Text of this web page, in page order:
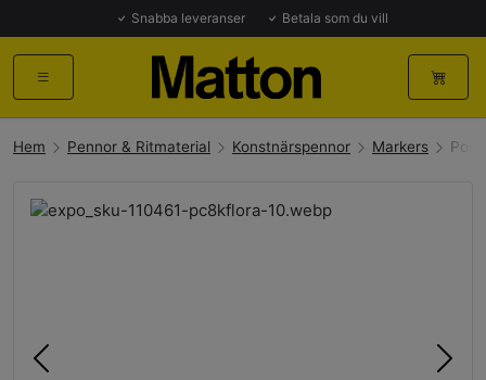
Snabba leveranser Betala som du vill
Hem Pennor & Ritmaterial Konstnärspennor Markers
Föregående Nästa